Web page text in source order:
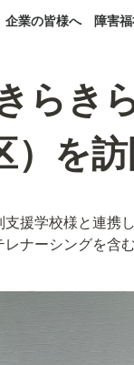
企業の皆様へ 障害
き
を訪
援学校様と連携
ナーシングを含